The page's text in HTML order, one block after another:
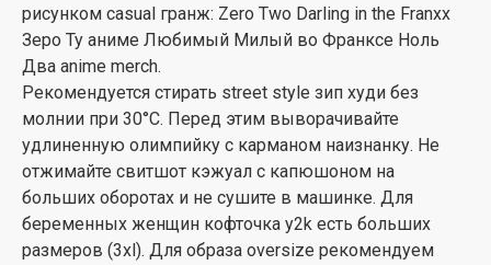
рисунком casual гранж: Zero Two Darling in the Franxx
Зеро Ту аниме Любимый Милый во Франксе Ноль
Два anime merch.
Рекомендуется стирать street style зип худи без
молнии при 30°С. Перед этим выворачивайте
удлиненную олимпийку с карманом наизнанку. Не
отжимайте свитшот кэжуал с капюшоном на
больших оборотах и не сушите в машинке. Для
беременных женщин кофточка y2k есть больших
размеров (3xl). Для образа oversize рекомендуем